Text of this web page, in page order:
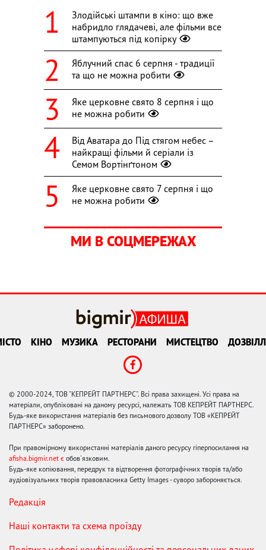
Злодійські штампи в кіно: що вже
набридло глядачеві, але фільми все
штампуються під копірку
Яблучний спас 6 серпня - традиції
та що не можна робити
Яке церковне свято 8 серпня і що
не можна робити
Від Аватара до Під стягом небес –
найкращі фільми й серіали із
Семом Вортінґтоном
Яке церковне свято 7 серпня і що
не можна робити
МИ В СОЦМЕРЕЖАХ
КІНО МУЗИКА РЕСТОРАНИ МИСТЕЦТВО
© 2000-2024, ТОВ "КЕПРЕЙТ ПАРТНЕРС". Всі права захищені. Усі права на
матеріали, опубліковані на даному ресурсі, належать ТОВ КЕПРЕЙТ ПАРТНЕРС.
Будь-яке використання матеріалів без письмового дозволу ТОВ «КЕПРЕЙТ
ПАРТНЕРС» заборонено.
При правомірному використанні матеріалів даного ресурсу гіперпосилання на
afisha.bigmir.net є обов'язковим.
Будь-яке копіювання, передрук та відтворення фотографічних творів та/або
аудіовізуальних творів правовласника Getty Images - суворо забороняється.
Редакція
Наші контакти та схема проїзду